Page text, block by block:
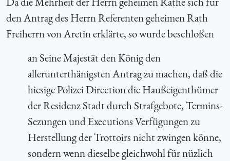
den Antrag des Herrn Referenten geheimen Rath
Freiherrn von Aretin erklärte, so wurde beschloßen
an Seine Majestät den König den
allerunterthänigsten Antrag zu machen, daß die
hiesige Polizei Direction die Haußeigenthümer
der Residenz Stadt durch Strafgebote, Termins-
Sezungen und Executions Verfügungen zu
Herstellung der Trottoirs nicht zwingen könne,
sondern wenn dieselbe gleichwohl für nüzlich